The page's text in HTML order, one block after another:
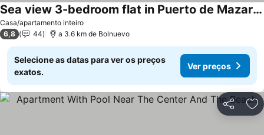
Casa/apartamento inteiro
Sea view 3-bedroom flat in Puerto de Mazarron
6,8 44 a 3.6 km de Bolnuevo
Selecione as datas para ver os preços
exatos.
Ver preços
Partilhar